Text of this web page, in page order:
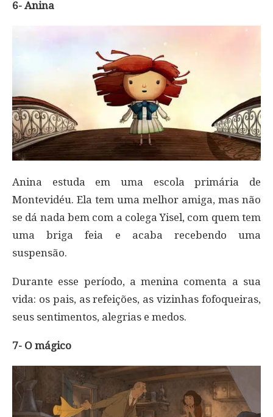
6- Anina
Anina estuda em uma escola primária de
Montevidéu. Ela tem uma melhor amiga, mas não
se dá nada bem com a colega Yisel, com quem tem
uma briga feia e acaba recebendo uma
suspensão.
Durante esse período, a menina comenta a sua
vida: os pais, as refeições, as vizinhas fofoqueiras,
seus sentimentos, alegrias e medos.
7- O mágico